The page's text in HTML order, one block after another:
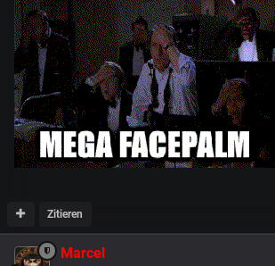
Zitieren
Marcel